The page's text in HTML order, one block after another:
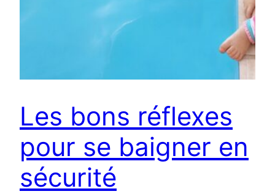
Les bons réflexes
pour se baigner en
sécurité